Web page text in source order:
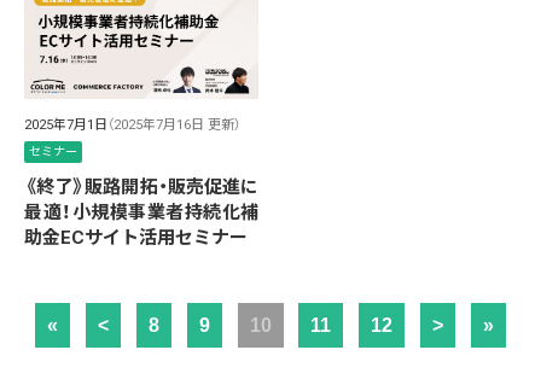
2025年7月1日 （2025年7月16日 更新）
セミナー
《終了》販路開拓・販売促進に
最適！小規模事業者持続化補
助金ECサイト活用セミナー
« < 8 9 10 11 12 > »